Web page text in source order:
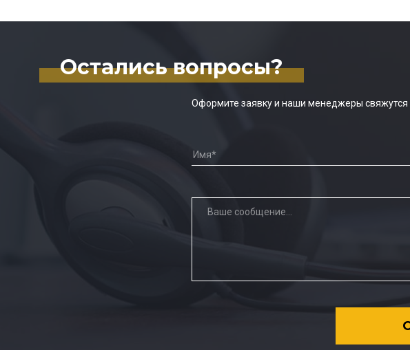
Остались вопросы?
Оформите заявку и наши менеджеры